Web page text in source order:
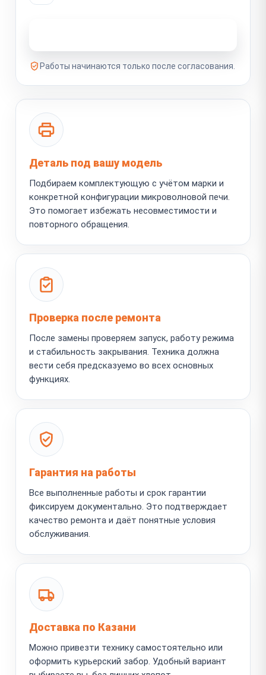
Работы начинаются только после согласования.
Деталь под вашу модель
Подбираем комплектующую с учётом марки и
конкретной конфигурации микроволновой печи.
Это помогает избежать несовместимости и
повторного обращения.
Проверка после ремонта
После замены проверяем запуск, работу режима
и стабильность закрывания. Техника должна
вести себя предсказуемо во всех основных
функциях.
Гарантия на работы
Все выполненные работы и срок гарантии
фиксируем документально. Это подтверждает
качество ремонта и даёт понятные условия
обслуживания.
Доставка по Казани
Можно привезти технику самостоятельно или
оформить курьерский забор. Удобный вариант